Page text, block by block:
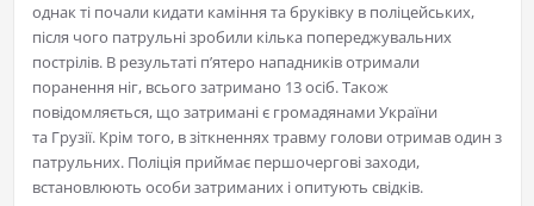
однак ті почали кидати каміння та бруківку в поліцейських,
після чого патрульні зробили кілька попереджувальних
пострілів. В результаті п’ятеро нападників отримали
поранення ніг, всього затримано 13 осіб. Також
повідомляється, що затримані є громадянами України
та Грузії. Крім того, в зіткненнях травму голови отримав один з
патрульних. Поліція приймає першочергові заходи,
встановлюють особи затриманих і опитують свідків.